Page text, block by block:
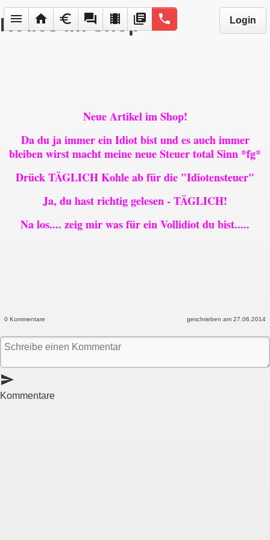
menu home euro forum local_movies library_books phone Login
Neues im Shop
Neue Artikel im Shop!
Da du ja immer ein Idiot bist und es auch immer
bleiben wirst macht meine neue Steuer total Sinn *fg*
Drück TÄGLICH Kohle ab für die "Idiotensteuer"
Ja, du hast richtig gelesen - TÄGLICH!
Na los.... zeig mir was für ein Vollidiot du bist.....
0 Kommentare geschrieben am 27.06.2014
send
Kommentare